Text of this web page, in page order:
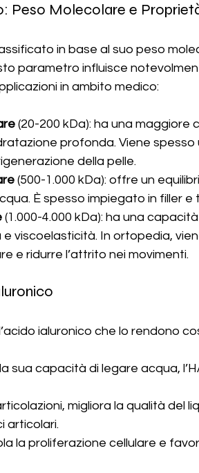
Peso Molecolare e
in base al suo peso
parametro influisce
in ambito medico:
(20-200 kDa): ha una
profonda. Viene
della pelle.
(500-1.000 kDa): offre un
È spesso impiegato in filler
(1.000-4.000 kDa): ha una
viscoelasticità. In ortopedia,
e ridurre l’attrito nei movimenti.
ialuronico che lo rendono
sua capacità di legare acqua,
migliora la qualità del
articolari.
la proliferazione cellulare e